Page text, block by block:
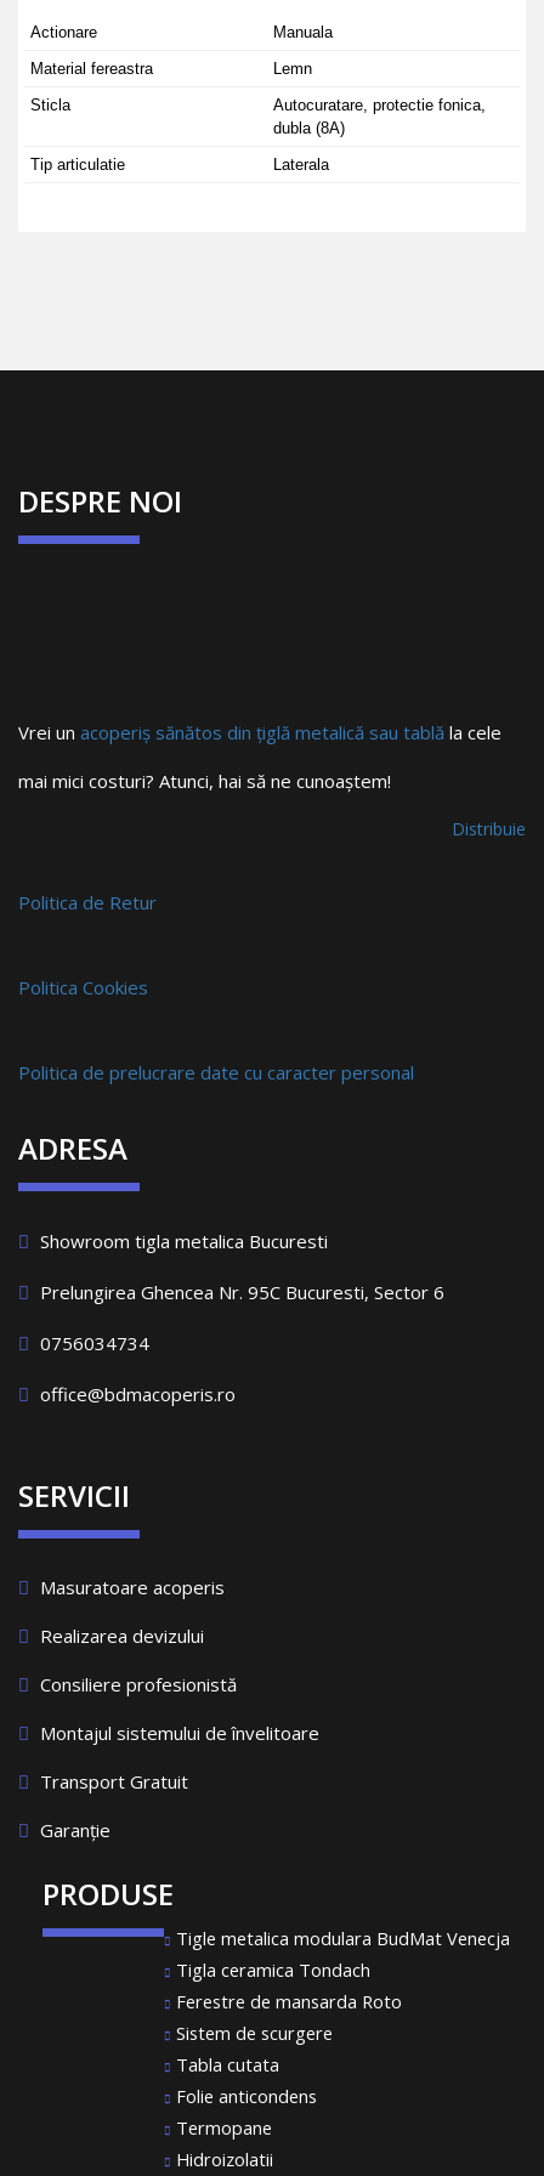
Actionare
Manuala
Material fereastra
Lemn
Sticla
Autocuratare, protectie fonica,
dubla (8A)
Tip articulatie
Laterala
DESPRE NOI
Vrei un acoperiș sănătos din țiglă metalică sau tablă la cele
mai mici costuri? Atunci, hai să ne cunoaștem!
Distribuie
Politica de Retur
Politica Cookies
Politica de prelucrare date cu caracter personal
ADRESA
Showroom tigla metalica Bucuresti
Prelungirea Ghencea Nr. 95C Bucuresti, Sector 6
0756034734
office@bdmacoperis.ro
SERVICII
Masuratoare acoperis
Realizarea devizului
Consiliere profesionistă
Montajul sistemului de învelitoare
Transport Gratuit
Garanție
PRODUSE
Tigle metalica modulara BudMat Venecja
Tigla ceramica Tondach
Ferestre de mansarda Roto
Sistem de scurgere
Tabla cutata
Folie anticondens
Termopane
Hidroizolatii